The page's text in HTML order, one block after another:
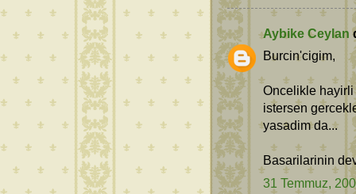
Aybike Ceylan
Burcin'cigim,
Oncelikle
istersen
yasadim da...
Basarilarinin
31 Temmuz,